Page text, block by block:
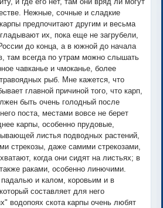
Нежные, сочные и сладкие
предпочитают другим и весьма
их, пока еще не загрубели,
до конца, а в южной до начала
там всегда по утрам можно слышать
чавканье и чмоканье, более
рыб. Мне кажется, что
главной причиной того, что карп,
быть очень голодный после
поста, местами вовсе не берет
карпы, особенно прудовые,
листья подводных растений,
стрекозы, даже самими стрекозами,
когда они сидят на листьях; в
раками, особенно линючими.
падалью и калом, коровьим и в
составляет для него
водопоях скота карпы очень любят